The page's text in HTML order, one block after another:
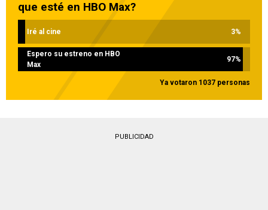
que esté en HBO Max?
Iré al cine 3%
Espero su estreno en HBO
Max
97%
Ya votaron 1037 personas
PUBLICIDAD